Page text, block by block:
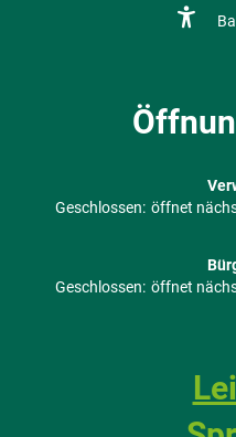
Klicken, um weitere
Geschlossen: öffnet
Klicken, um weitere
Geschlossen: öffnet